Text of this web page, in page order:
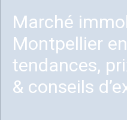
Marché
Montpellier
tendances,
& conseils